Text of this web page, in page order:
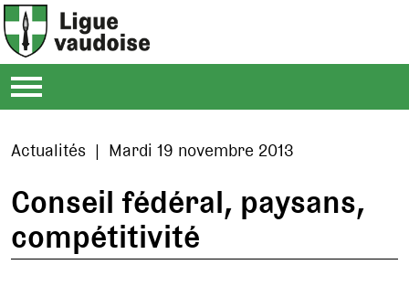
Actualités | Mardi 19 novembre 2013
Conseil fédéral, paysans,
compétitivité